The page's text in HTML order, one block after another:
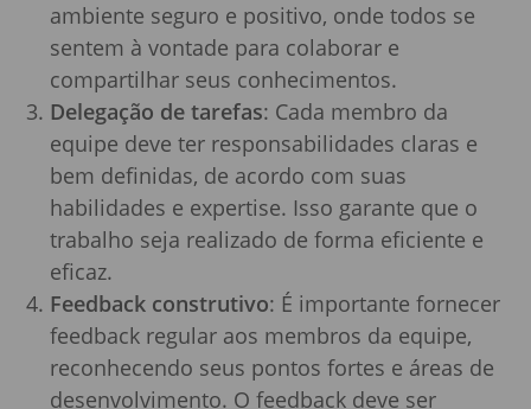
ambiente seguro e positivo, onde todos se
sentem à vontade para colaborar e
compartilhar seus conhecimentos.
Delegação de tarefas: Cada membro da
equipe deve ter responsabilidades claras e
bem definidas, de acordo com suas
habilidades e expertise. Isso garante que o
trabalho seja realizado de forma eficiente e
eficaz.
Feedback construtivo: É importante fornecer
feedback regular aos membros da equipe,
reconhecendo seus pontos fortes e áreas de
desenvolvimento. O feedback deve ser